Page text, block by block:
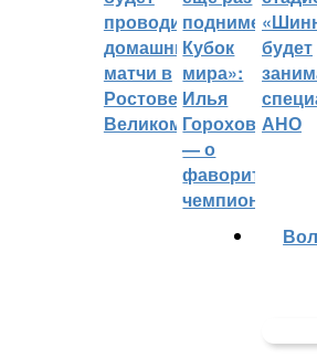
проводить
домашние
матчи в
Ростове
Великом
поднимет
Кубок
мира»:
Илья
Горохов
— о
фаворитах
чемпионата
будет
АНО